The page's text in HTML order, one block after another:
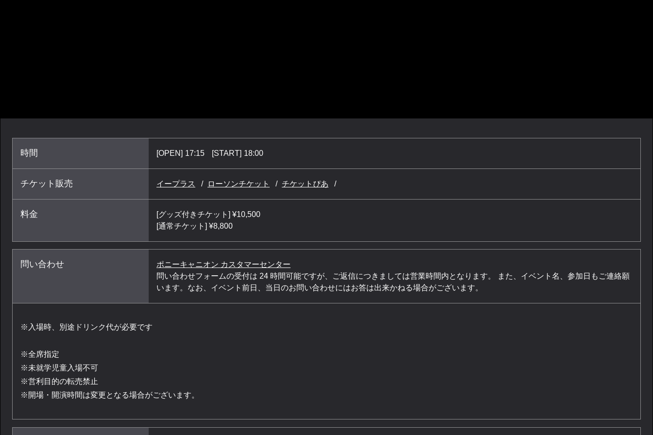
時間 [OPEN] 17:15 [START] 18:00
チケット販売 イープラス ローソンチケット チケットぴあ
料金
[グッズ付きチケット] ¥10,500
[通常チケット] ¥8,800
問い合わせ
ポニーキャニオン カスタマーセンター
問い合わせフォームの受付は 24 時間可能ですが、ご返信につきましては営業時間内となります。 また、イベント名、参加⽇もご連絡願
います。なお、イベント前日、当日のお問い合わせにはお答は出来かねる場合がございます。
※入場時、別途ドリンク代が必要です
※全席指定
※未就学児童入場不可
※営利目的の転売禁止
※開場・開演時間は変更となる場合がございます。